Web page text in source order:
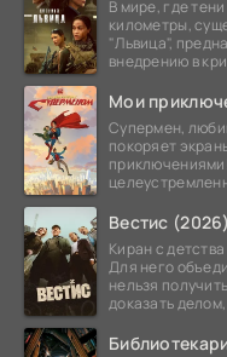
В мире, где
километры,
"Львица",
внедрению в
Мои
Супермен,
покоряет
Вестис (2026)
Киран с
Для него
нельзя
доказать